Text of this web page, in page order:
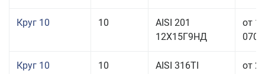
Круг 10 10
AISI 201
12Х15Г9НД
от
Круг 10 10 AISI 316TI от